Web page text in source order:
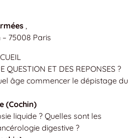
75008 Paris
QUESTION ET DES REPONSES ?
âge commencer le dépistage du
(Cochin)
liquide ? Quelles sont les
digestive ?